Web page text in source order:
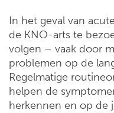
In het geval van
de KNO-arts te
volgen – vaak door
problemen op de
Regelmatige
helpen de
herkennen en op de